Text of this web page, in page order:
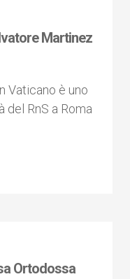
Martinez
Vaticano è uno
del RnS a Roma
Ortodossa